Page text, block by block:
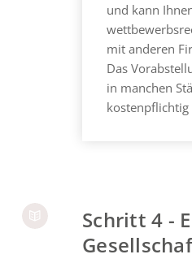
und kann
mit anderen
Das
in manchen
kostenpflichtig
Schritt 4 -